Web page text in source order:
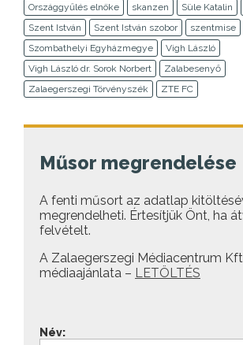
Országgyűlés elnöke
skanzen Süle Katalin
Szent István
Szent István szobor
szentmise
Szombathelyi Egyházmegye
Vigh László
Vigh László dr. Sorok Norbert
Zalabesenyő
Zalaegerszegi Törvényszék
ZTE FC
Műsor megrendelése
A fenti műsort az adatlap
megrendelheti. Értesítjük Önt, ha
felvételt.
A Zalaegerszegi Médiacentrum
médiaajánlata – LETÖLTÉS
Név: